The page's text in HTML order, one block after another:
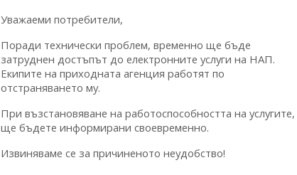
Уважаеми потребители,
Поради технически проблем, временно ще бъде
затруднен достъпът до електронните услуги на НАП.
Екипите на приходната агенция работят по
отстраняването му.
При възстановяване на работоспособността на услугите,
ще бъдете информирани своевременно.
Извиняваме се за причиненото неудобство!